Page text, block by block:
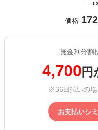
価格
無金利分割
4,700 円
※36回払いの場
お支払いシ